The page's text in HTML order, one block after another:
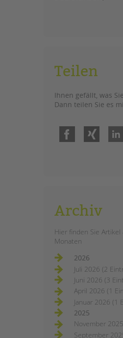
Teilen
Ihnen gefällt, was
Dann teilen Sie es
Facebook
Archiv
Hier finden Sie Artikel
Monaten
2026
Juli 2026 (2
Juni 2026 (3
April 2026 (1
Januar 2026 (1
2025
November
September